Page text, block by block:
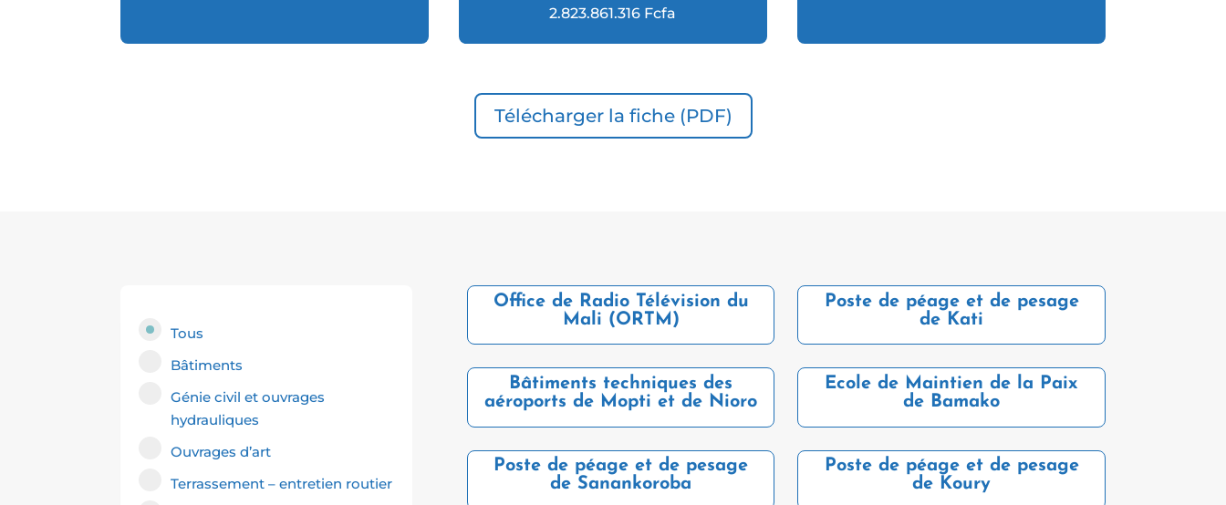
2.823.861.316 Fcfa
Télécharger la fiche (PDF)
Tous
Bâtiments
Génie civil et ouvrages
hydrauliques
Ouvrages d’art
Terrassement – entretien routier
Office de Radio Télévision du
Mali (ORTM)
Poste de péage et de pesage
de Kati
Bâtiments techniques des
aéroports de Mopti et de Nioro
Ecole de Maintien de la Paix
de Bamako
Poste de péage et de pesage
de Sanankoroba
Poste de péage et de pesage
de Koury